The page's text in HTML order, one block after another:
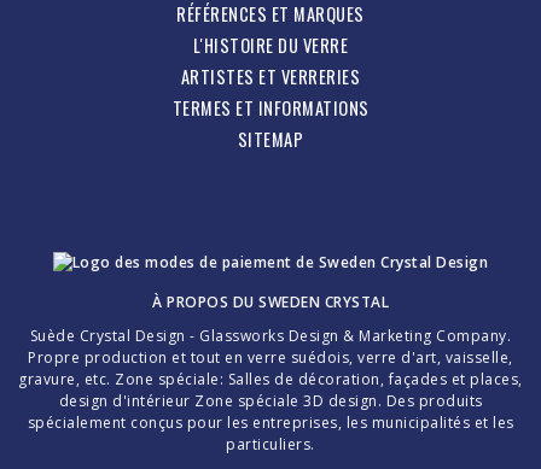
RÉFÉRENCES ET MARQUES
L'HISTOIRE DU VERRE
ARTISTES ET VERRERIES
TERMES ET INFORMATIONS
SITEMAP
À PROPOS DU SWEDEN CRYSTAL
Suède Crystal Design - Glassworks Design & Marketing Company.
Propre production et tout en verre suédois, verre d'art, vaisselle,
gravure, etc. Zone spéciale: Salles de décoration, façades et places,
design d'intérieur Zone spéciale 3D design. Des produits
spécialement conçus pour les entreprises, les municipalités et les
particuliers.